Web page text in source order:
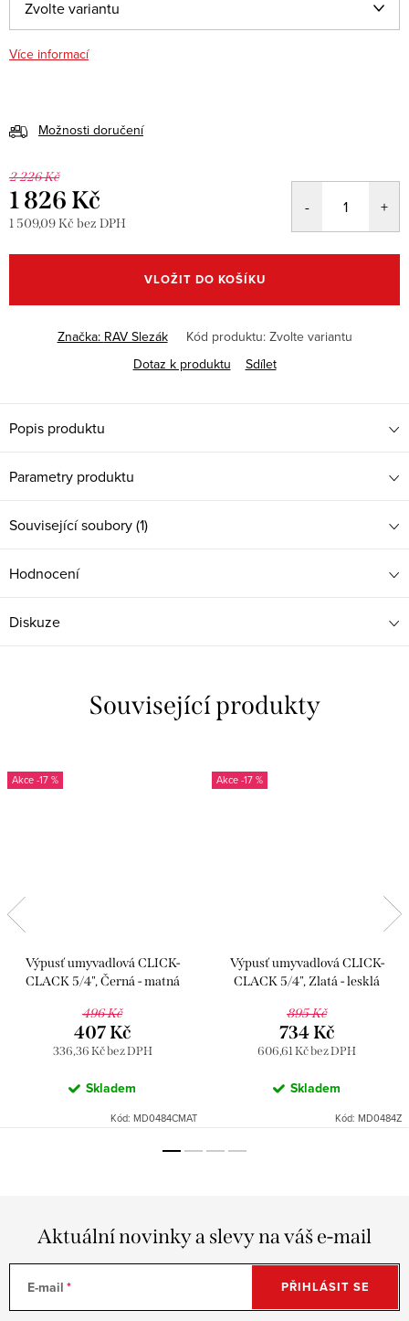
Více informací
Možnosti doručení
2 226 Kč
1 826 Kč
1 509,09 Kč bez DPH
cena:
VLOŽIT DO KOŠÍKU
Značka: RAV Slezák Kód produktu: Zvolte variantu
Dotaz k produktu
Sdílet
Popis produktu
Parametry produktu
Související soubory (1)
Hodnocení
Diskuze
Související produkty
-17 %
Výpusť umyvadlová CLICK-
CLACK 5/4", Černá - matná
496 Kč
336,36 Kč bez DPH
407 Kč
Skladem
Kód: MD0484CMAT
-17 %
Výpusť umyvadlová CLICK-
CLACK 5/4", Zlatá - lesklá
895 Kč
606,61 Kč bez DPH
734 Kč
Skladem
Kód: MD0484Z
Aktuální novinky a slevy na váš e-mail
E-mail PŘIHLÁSIT SE